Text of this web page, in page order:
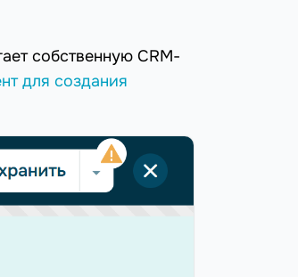
собственную CRM-
для создания